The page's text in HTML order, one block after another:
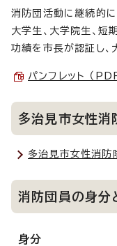
消防団活動に継続的
大学生、大学院生、短
功績を市長が認証し、
パンフレット （
多治見市女性消
多治見市女性消防
消防団員の身分
身分